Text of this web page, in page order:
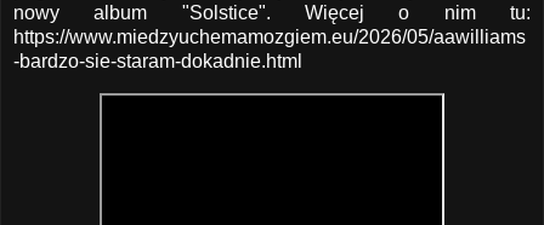
nowy album "Solstice". Więcej o nim tu:
https://www.miedzyuchemamozgiem.eu/2026/05/aawilliams
-bardzo-sie-staram-dokadnie.html